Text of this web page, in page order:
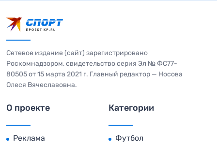
Сетевое издание (сайт) зарегистрировано
Роскомнадзором, свидетельство серия Эл № ФС77-
80505 от 15 марта 2021 г. Главный редактор — Носова
Олеся Вячеславовна.
О проекте
Реклама
Категории
Футбол